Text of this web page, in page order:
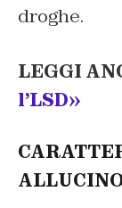
droghe.
LEGGI
l’LSD»